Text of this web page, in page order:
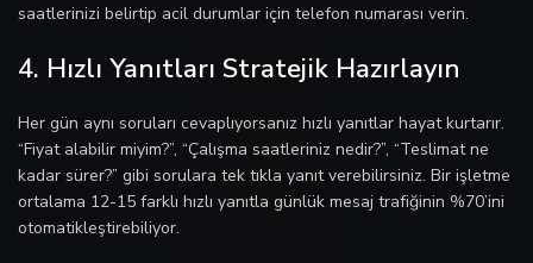
saatlerinizi belirtip acil durumlar için telefon numarası verin.
4. Hızlı Yanıtları Stratejik Hazırlayın
Her gün aynı soruları cevaplıyorsanız hızlı yanıtlar hayat kurtarır.
“Fiyat alabilir miyim?”, “Çalışma saatleriniz nedir?”, “Teslimat ne
kadar sürer?” gibi sorulara tek tıkla yanıt verebilirsiniz. Bir işletme
ortalama 12-15 farklı hızlı yanıtla günlük mesaj trafiğinin %70’ini
otomatikleştirebiliyor.